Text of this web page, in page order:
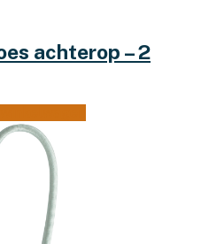
achterop – 2